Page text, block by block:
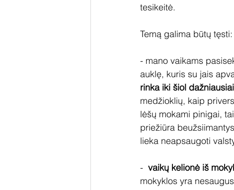
tesikeitė.
Temą galima būtų tęsti:
- mano vaikams
auklę, kuris su jais
rinka iki šiol
medžioklių, kaip
lėšų mokami pinigai,
priežiūra
lieka neapsaugoti
- vaikų kelionė iš
mokyklos yra